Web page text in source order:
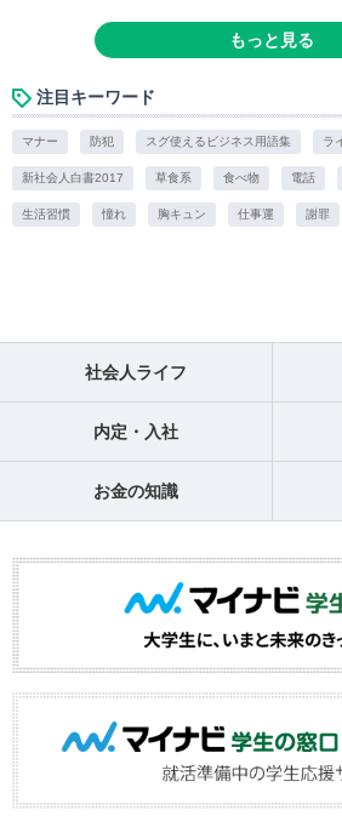
もっと見る
注目キーワード
マナー 防犯 スグ使えるビジネス用語集 ラ
新社会人白書2017 草食系 食べ物 電話
生活習慣 憧れ 胸キュン 仕事運 謝罪
社会人ライフ
内定・入社
お金の知識